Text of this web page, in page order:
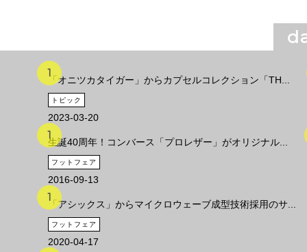
「オニツカタイガー」からカプセルコレクション「TH...
トピック
2023-03-20
生誕40周年！コンバース「プロレザー」がオリジナル...
フットフェア
2016-09-13
「アシックス」からマイクロウェーブ成型技術採用のサ...
フットフェア
2020-04-17